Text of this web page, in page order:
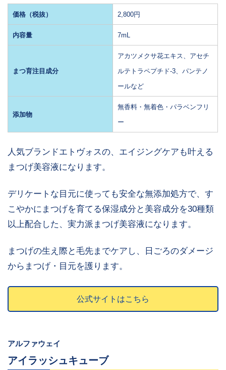
価格（税抜） 2,800円
内容量 7mL
まつ育注目成分
アカツメクサ花エキス、アセチ
ルテトラペプチド-3、パンテノ
ールなど
添加物
無香料・無着色・パラベンフリ
ー
人気ブランドエトヴォスの、エイジングケアも叶える
まつげ美容液になります。
デリケートな目元に使っても安全な無添加処方で、す
こやかにまつげを育てる保湿成分と美容成分を30種類
以上配合した、実力派まつげ美容液になります。
まつげの生え際と毛先までケアし、日ごろのダメージ
からまつげ・目元を護ります。
公式サイトはこちら
アルファウェイ
アイラッシュキューブ